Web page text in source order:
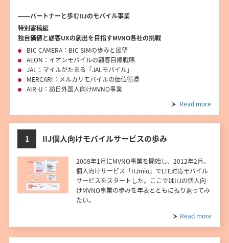
――パートナーと歩むIIJのモバイル事業
特別寄稿編
独自価値と顧客UXの創出を目指すMVNO各社の挑戦
BIC CAMERA：BIC SIMの歩みと展望
AEON：イオンモバイルの顧客目線戦略
JAL：マイルがたまる「JALモバイル」
MERCARI：メルカリモバイルの価値循環
AIR-U：訪日外国人向けMVNO事業
Read more
1 IIJ個人向けモバイルサービスの歩み
2008年1月にMVNO事業を開始し、2012年2月、
個人向けサービス「IIJmio」でLTE対応モバイル
サービスをスタートした。ここではIIJの個人向
けMVNO事業の歩みを年表とともに振り返ってみ
たい。
Read more